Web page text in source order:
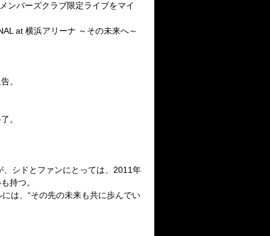
ンバーズクラブ限定ライブをマイ
at 横浜アリーナ ～その未来へ～
。
。
シドとファンにとっては、 2011年
持つ。
は、 “その先の未来も共に歩んでい